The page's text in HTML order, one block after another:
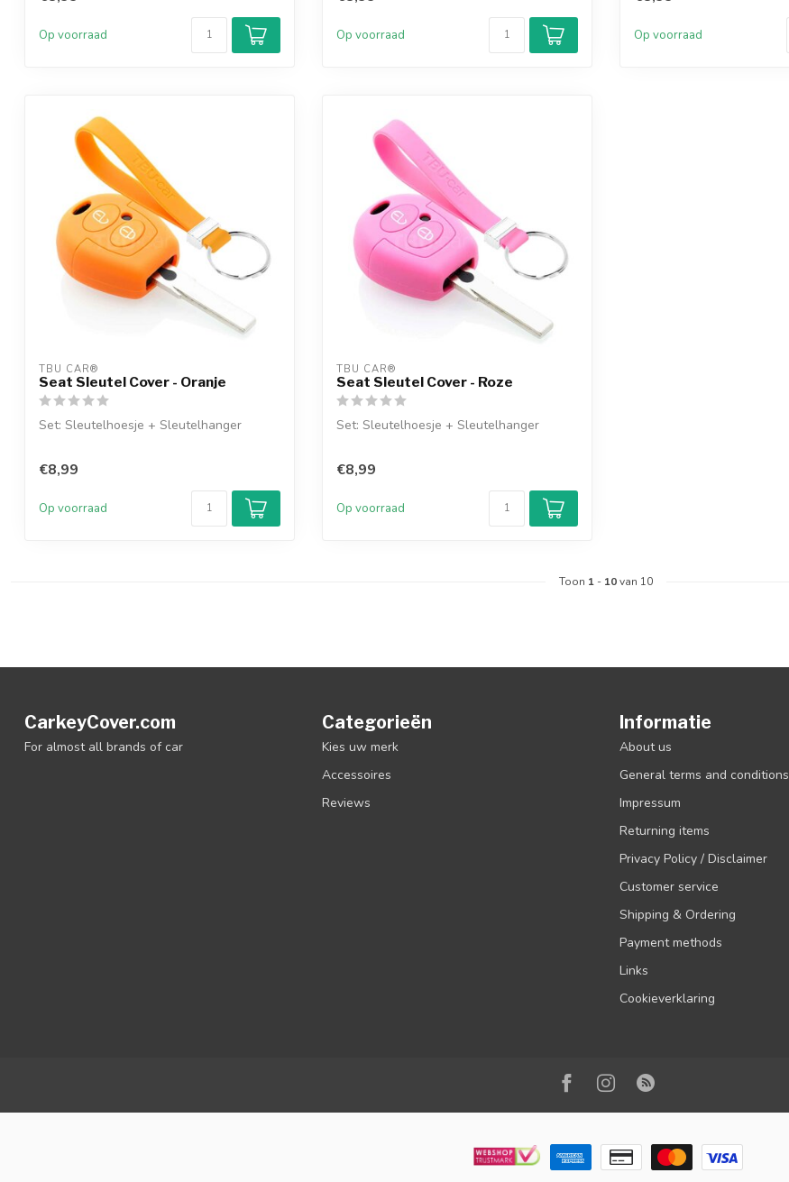
Op voorraad Op voorraad Op voorraad
TBU CAR®
Seat Sleutel Cover - Oranje
Set: Sleutelhoesje + Sleutelhanger
€8,99
Op voorraad
TBU CAR®
Seat Sleutel Cover - Roze
Set: Sleutelhoesje + Sleutelhanger
€8,99
Op voorraad
Toon 1 - 10van 10
CarkeyCover.com
For almost all brands of car
Categorieën
Kies uw merk
Accessoires
Reviews
Informatie
About us
General terms and conditions
Impressum
Returning items
Privacy Policy / Disclaimer
Customer service
Shipping & Ordering
Payment methods
Links
Cookieverklaring